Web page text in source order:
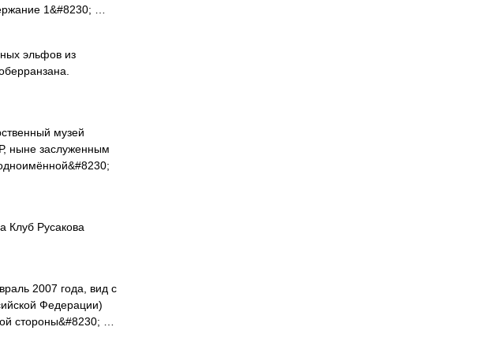
1&#8230; …
эльфов из
музей
ныне заслуженным
Клуб Русакова
2007 года, вид с
Федерации)
стороны&#8230; …